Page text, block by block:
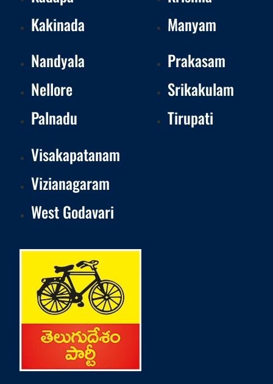
Kakinada
Manyam
Nandyala
Nellore
Palnadu
Prakasam
Srikakulam
Tirupati
Visakapatanam
Vizianagaram
West Godavari